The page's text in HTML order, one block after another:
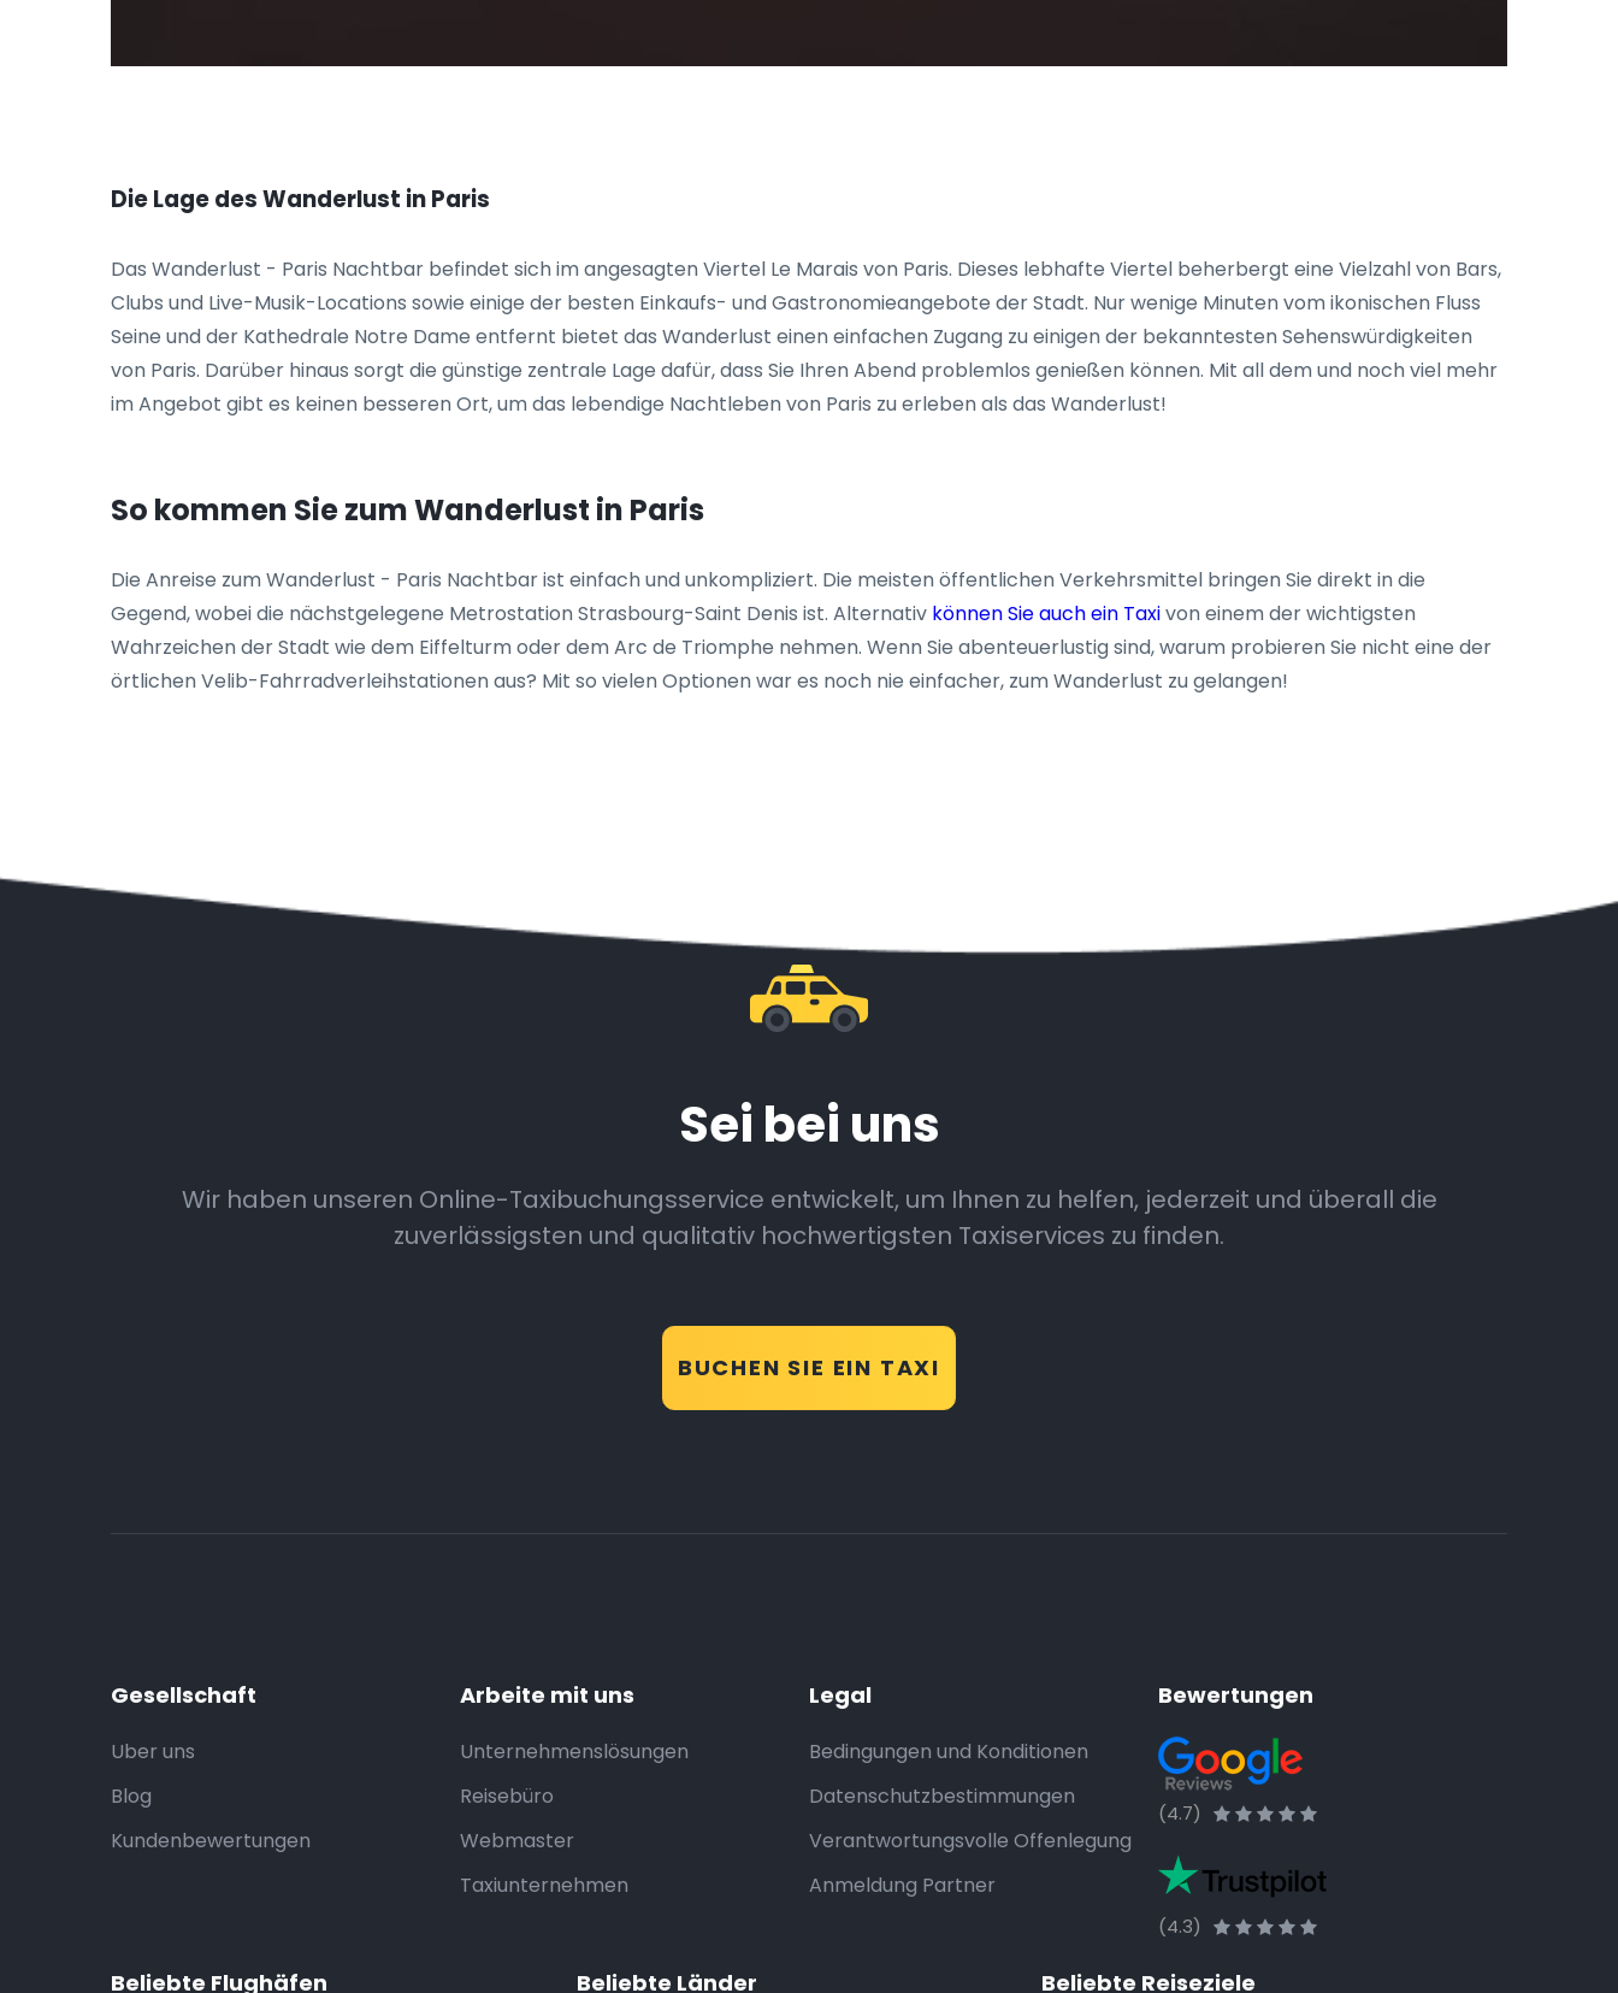
Die Lage des Wanderlust in Paris
Das Wanderlust - Paris Nachtbar befindet sich im angesagten Viertel Le Marais von Paris. Dieses lebhafte Viertel beherbergt eine Vielzahl von Bars,
Clubs und Live-Musik-Locations sowie einige der besten Einkaufs- und Gastronomieangebote der Stadt. Nur wenige Minuten vom ikonischen Fluss
Seine und der Kathedrale Notre Dame entfernt bietet das Wanderlust einen einfachen Zugang zu einigen der bekanntesten Sehenswürdigkeiten
von Paris. Darüber hinaus sorgt die günstige zentrale Lage dafür, dass Sie Ihren Abend problemlos genießen können. Mit all dem und noch viel mehr
im Angebot gibt es keinen besseren Ort, um das lebendige Nachtleben von Paris zu erleben als das Wanderlust!
So kommen Sie zum Wanderlust in Paris
Die Anreise zum Wanderlust - Paris Nachtbar ist einfach und unkompliziert. Die meisten öffentlichen Verkehrsmittel bringen Sie direkt in die
Gegend, wobei die nächstgelegene Metrostation Strasbourg-Saint Denis ist. Alternativ können Sie auch ein Taxivon einem der wichtigsten
Wahrzeichen der Stadt wie dem Eiffelturm oder dem Arc de Triomphe nehmen. Wenn Sie abenteuerlustig sind, warum probieren Sie nicht eine der
örtlichen Velib-Fahrradverleihstationen aus? Mit so vielen Optionen war es noch nie einfacher, zum Wanderlust zu gelangen!
Sei bei uns
Wir haben unseren Online-Taxibuchungsservice entwickelt, um Ihnen zu helfen, jederzeit und überall die
zuverlässigsten und qualitativ hochwertigsten Taxiservices zu finden.
BUCHEN SIE EIN TAXI
Gesellschaft
Uber uns
Blog
Kundenbewertungen
Arbeite mit uns
Unternehmenslösungen
Reisebüro
Webmaster
Taxiunternehmen
Legal
Bedingungen und Konditionen
Datenschutzbestimmungen
Verantwortungsvolle Offenlegung
Anmeldung Partner
Bewertungen
(4.7)
(4.3)
Beliebte Flughäfen Beliebte Länder Beliebte Reiseziele